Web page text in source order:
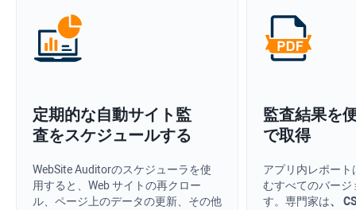
定期的な自動サイト監
査をスケジュールする
WebSite Auditorのスケジューラを使
用すると、Web サイトの再クロー
ル、ページ上のデータの更新、その他
監査結果を
で取得
アプリ内レポー
むすべてのバージ
す。専門家は、